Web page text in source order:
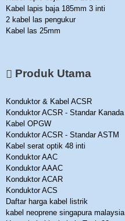
Kabel lapis baja 185mm 3 inti
2 kabel las pengukur
Kabel las 25mm
Produk Utama
Konduktor & Kabel ACSR
Konduktor ACSR - Standar Kanada
Kabel OPGW
Konduktor ACSR - Standar ASTM
Kabel serat optik 48 inti
Konduktor AAC
Konduktor AAAC
Konduktor ACAR
Konduktor ACS
Daftar harga kabel listrik
kabel neoprene singapura malaysia